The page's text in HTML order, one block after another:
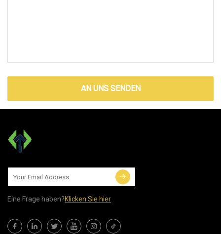
AN UNS SENDEN
Eine Frage haben?Klicken Sie hier